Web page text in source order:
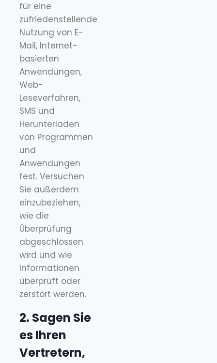
für eine
zufriedenstellende
Nutzung von E-
Mail, Internet-
basierten
Anwendungen,
Web-
Leseverfahren,
SMS und
Herunterladen
von Programmen
und
Anwendungen
fest. Versuchen
Sie außerdem
einzubeziehen,
wie die
Überprüfung
abgeschlossen
wird und wie
Informationen
überprüft oder
zerstört werden.
2. Sagen Sie
es Ihren
Vertretern,